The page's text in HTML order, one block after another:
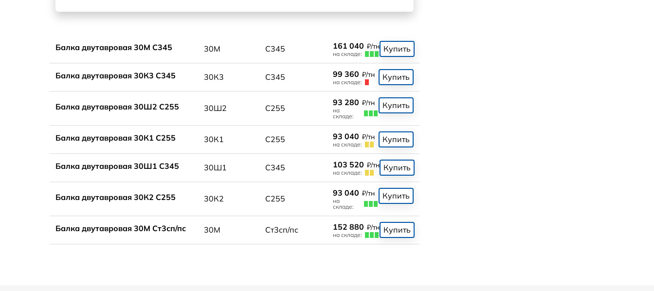
Балка двутавровая 30М С345 30М С345 161 040 ₽/тн
на складе:
Купить
Балка двутавровая 30К3 С345 30К3 С345 99 360 ₽/тн
на складе:
Купить
Балка двутавровая 30Ш2 С255 30Ш2 С255
93 280 ₽/тн
на
складе:
Купить
Балка двутавровая 30К1 С255 30К1 С255 93 040 ₽/тн
на складе:
Купить
Балка двутавровая 30Ш1 С345 30Ш1 С345 103 520 ₽/тн
на складе:
Купить
Балка двутавровая 30К2 С255 30К2 С255
93 040 ₽/тн
на
складе:
Купить
Балка двутавровая 30М Ст3сп/пс 30М Ст3сп/пс 152 880 ₽/тн
на складе:
Купить